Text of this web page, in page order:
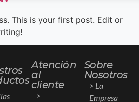
This is your first post. Edit or
Atención
al
cliente
>
Sobre
Nosotros
> La
Empresa